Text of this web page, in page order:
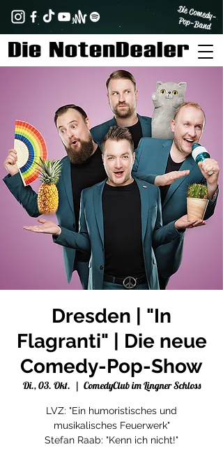
Die Comedy-
Pop-Band
Dresden | "In
Flagranti" | Die neue
Comedy-Pop-Show
Di., 03. Okt.
  |
ComedyClub im Lingner Schloss
LVZ: "Ein humoristisches und
musikalisches Feuerwerk"
Stefan Raab: "Kenn ich nicht!"